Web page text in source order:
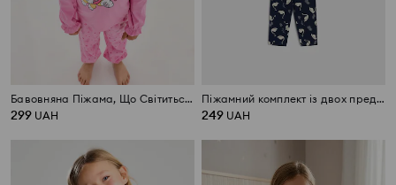
Бавовняна Піжама, Що Світиться в Темряві PAW Patrol
299 UAH
Піжамний комплект із двох предметів
249 UAH